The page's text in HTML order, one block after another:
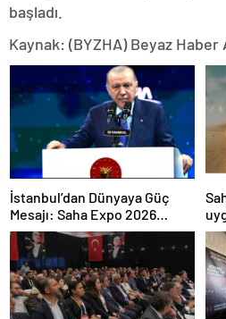
başladı.
Kaynak: (BYZHA) Beyaz Haber
İstanbul’dan Dünyaya Güç
Mesajı: Saha Expo 2026
Rekorlarla Kapılarını Kapattı